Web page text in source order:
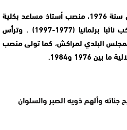
كما سبق للراحل أن شغل في سنة 1976، منصب أستاذ مساعد بكلية
الحقوق بالرباط، قبل أن ينتخب نائبا برلمانيا (1977-1997) . وترأس
ما بين 1983 و1992 المجلس البلدي لمراكش، كما تولى منصب
1976 و1984.
وألهم ذويه الصبر والسلوان